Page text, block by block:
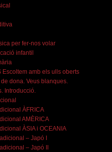
per fer-nos volar
infantil
Escoltem amb els ulls oberts
dona. Veus blanques.
Introducció.
ÀFRICA
AMÈRICA
ÀSIA i OCEANIA
– Japó I
– Japó II